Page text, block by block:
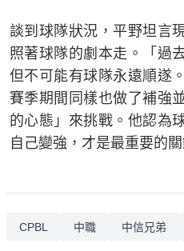
談到球隊狀況，平野坦言
照著球隊的劇本走。「過
但不可能有球隊永遠順遂
賽季期間同樣也做了補強
的心態」來挑戰。他認為
自己變強，才是最重要的關
CPBL 中職 中信兄弟